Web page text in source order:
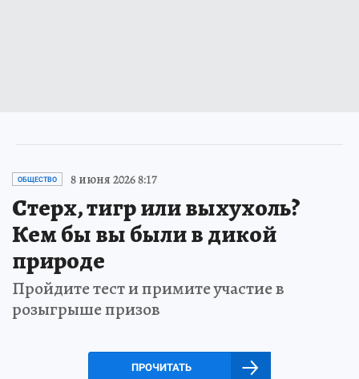
ОБЩЕСТВО 8 июня 2026 8:17
Стерх, тигр или выхухоль?
Кем бы вы были в дикой
природе
Пройдите тест и примите участие в
розыгрыше призов
ПРОЧИТАТЬ